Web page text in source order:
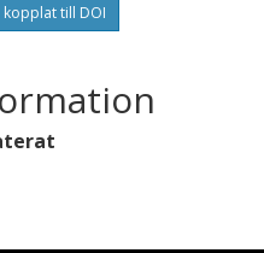
till DOI